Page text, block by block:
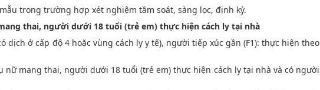
trong trường hợp xét nghiệm tầm soát, sàng lọc, định kỳ.
thai, người dưới 18 tuổi (trẻ em) thực hiện cách ly tại nhà
ở cấp độ 4 hoặc vùng cách ly y tế), người tiếp xúc gần (F1): thực hiện theo
mang thai, người dưới 18 tuổi (trẻ em) thực hiện cách ly tại nhà và có người